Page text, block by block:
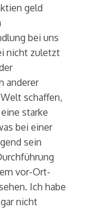
geld
bei uns
nicht zuletzt
anderer
schaffen,
starke
bei einer
sein
vor-Ort-
Ich habe
nicht